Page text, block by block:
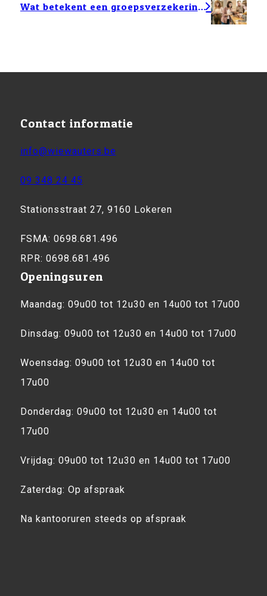
Wat betekent een groepsverzekering voor jou als werknemer?
Contact informatie
info@wiewauters.be
09 348 24 45
Stationsstraat 27, 9160 Lokeren
FSMA: 0698.681.496
RPR: 0698.681.496
Openingsuren
Maandag: 09u00 tot 12u30 en 14u00 tot 17u00
Dinsdag: 09u00 tot 12u30 en 14u00 tot 17u00
Woensdag: 09u00 tot 12u30 en 14u00 tot
17u00
Donderdag: 09u00 tot 12u30 en 14u00 tot
17u00
Vrijdag: 09u00 tot 12u30 en 14u00 tot 17u00
Zaterdag: Op afspraak
Na kantooruren steeds op afspraak